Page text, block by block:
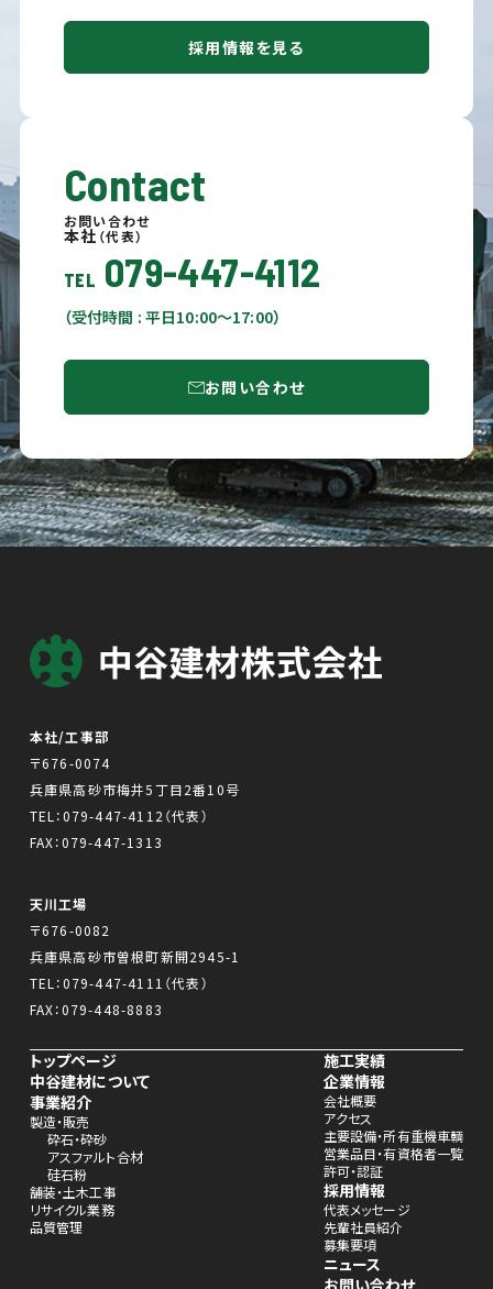
採用情報を見る
Contact
お問い合わせ
本社 （代表）
TEL 079-447-4112
（受付時間 : 平日10:00〜17:00）
お問い合わせ
本社/工事部
〒676-0074
兵庫県高砂市梅井5丁目2番10号
TEL：079-447-4112 （代表）
FAX：079-447-1313
天川工場
〒676-0082
兵庫県高砂市曽根町新開2945-1
TEL：079-447-4111 （代表）
FAX：079-448-8883
トップページ
中谷建材について
事業紹介
製造・販売
砕石・砕砂
アスファルト合材
硅石粉
舗装・土木工事
リサイクル業務
品質管理
施工実績
企業情報
会社概要
アクセス
主要設備・所有重機車輌
営業品目・有資格者一覧
許可・認証
採用情報
代表メッセージ
先輩社員紹介
募集要項
ニュース
お問い合わせ